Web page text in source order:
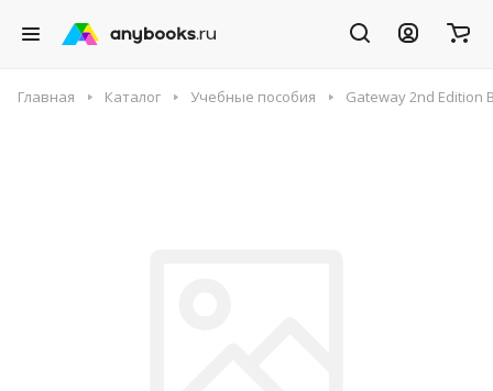
Главная Каталог Учебные пособия Gateway 2nd Edition